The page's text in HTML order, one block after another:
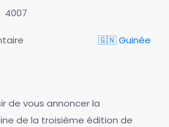
4007
🇬🇳 Guinée
de vous annoncer la
de la troisième édition de